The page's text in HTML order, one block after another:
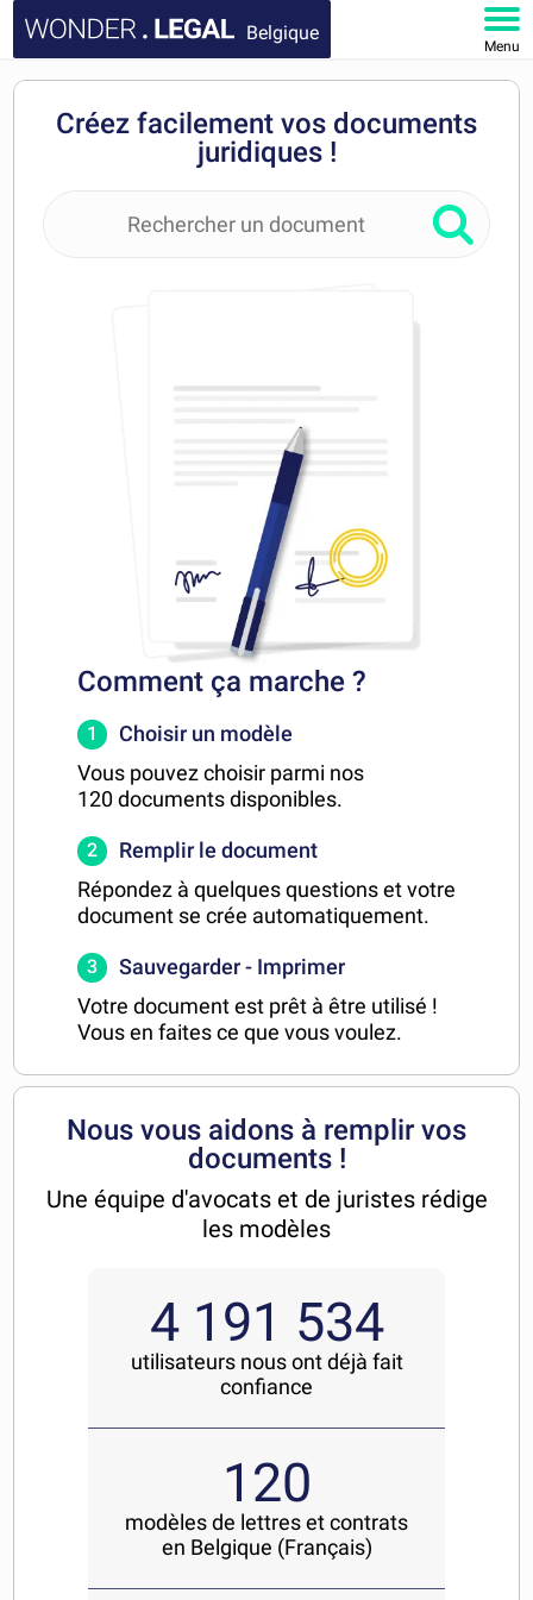
Belgique
Menu
Créez facilement vos documents
juridiques !
Comment ça marche ?
1
Choisir un modèle
Vous pouvez choisir parmi nos
120 documents disponibles.
2
Remplir le document
Répondez à quelques questions et votre
document se crée automatiquement.
3
Sauvegarder - Imprimer
Votre document est prêt à être utilisé !
Vous en faites ce que vous voulez.
Nous vous aidons à remplir vos
documents !
Une équipe d'avocats et de juristes rédige
les modèles
4 191 534
utilisateurs nous ont déjà fait
confiance
120
modèles de lettres et contrats
en Belgique (Français)